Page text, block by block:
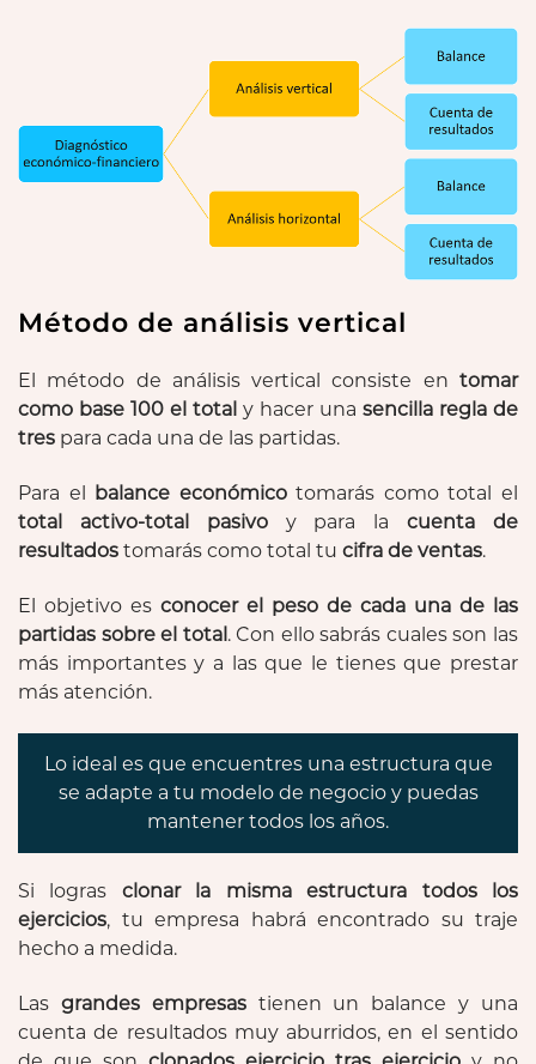
Método de análisis vertical
El método de análisis vertical consiste en tomar
como base 100 el total y hacer una sencilla regla de
tres para cada una de las partidas.
Para el balance económicotomarás como total el
total activo-total pasivoy para lacuenta de
resultados tomarás como total tu cifra de ventas.
El objetivo es conocer el peso de cada una de las
partidas sobre el total. Con ello sabrás cuales son las
más importantes y a las que le tienes que prestar
más atención.
Lo ideal es que encuentres una estructura que
se adapte a tu modelo de negocio y puedas
mantener todos los años.
Si logras clonar la misma estructura todos los
ejercicios, tu empresa habrá encontrado su traje
hecho a medida.
Las grandes empresastienen un balance y una
cuenta de resultados muy aburridos, en el sentido